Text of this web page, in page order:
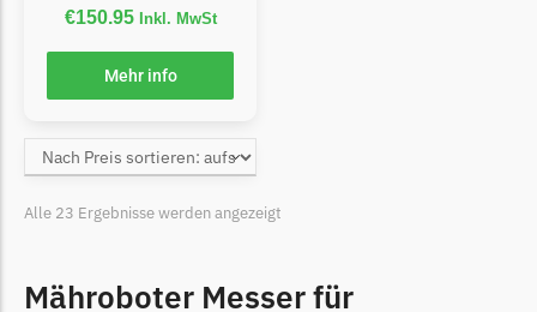
€150.95 Inkl. MwSt
Mehr info
Alle 23 Ergebnisse werden angezeigt
Mähroboter Messer für